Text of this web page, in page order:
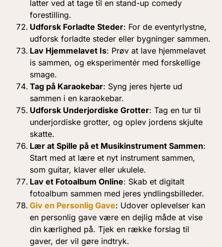
latter ved at tage til en stand-up comedy
forestilling.
Udforsk Forladte Steder: For de eventyrlystne,
udforsk forladte steder eller bygninger sammen.
Lav Hjemmelavet Is: Prøv at lave hjemmelavet
is sammen, og eksperimentér med forskellige
smage.
Tag på Karaokebar: Syng jeres hjerte ud
sammen i en karaokebar.
Udforsk Underjordiske Grotter: Tag en tur til
underjordiske grotter, og oplev jordens skjulte
skatte.
Lær at Spille på et Musikinstrument Sammen:
Start med at lære et nyt instrument sammen,
som guitar, klaver eller ukulele.
Lav et Fotoalbum Online: Skab et digitalt
fotoalbum sammen med jeres yndlingsbilleder.
Giv en Personlig Gave: Udover oplevelser kan
en personlig gave være en dejlig måde at vise
din kærlighed på. Tjek en række forslag til
gaver, der vil gøre indtryk.